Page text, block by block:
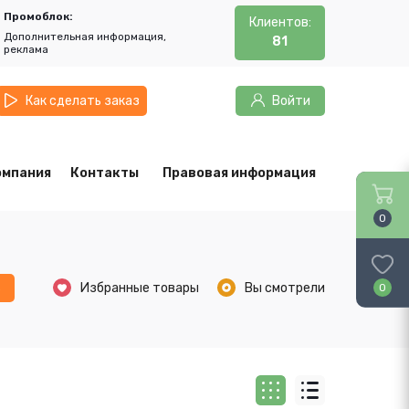
Промоблок:
Дополнительная информация,
реклама
Клиентов:
81
Как сделать заказ Войти
Контакты Правовая информация
Избранные товары Вы смотрели
0
0